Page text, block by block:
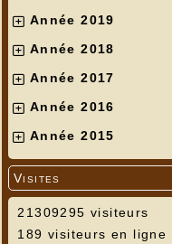
Année 2019
Année 2018
Année 2017
Année 2016
Année 2015
Visites
21309295 visiteurs
189 visiteurs en ligne